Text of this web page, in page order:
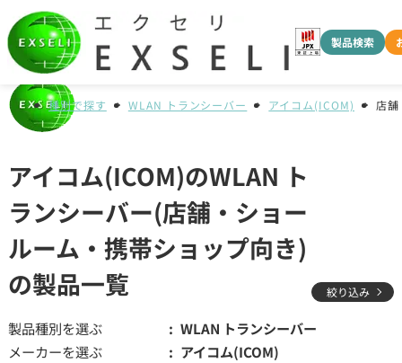
製品検索
種別で探す WLAN トランシーバー アイコム(ICOM) 店
アイコム(ICOM)のWLAN ト
ランシーバー(店舗・ショー
ルーム・携帯ショップ向き)
の製品一覧
絞り込み
製品種別を選ぶ
WLAN トランシーバー
メーカーを選ぶ
アイコム(ICOM)